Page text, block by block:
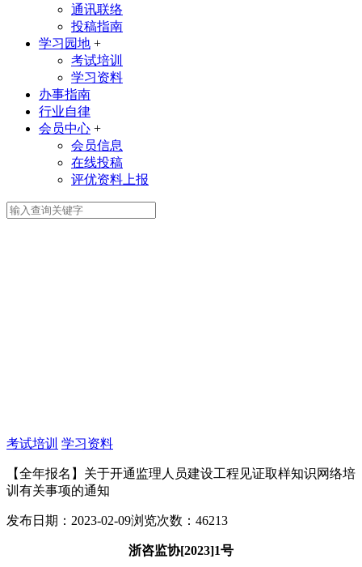
通讯联络
投稿指南
学习园地 +
考试培训
学习资料
办事指南
行业自律
会员中心 +
会员信息
在线投稿
评优资料上报
考试培训 学习资料
【全年报名】关于开通监理人员建设工程见证取样知识网络培
训有关事项的通知
发布日期：2023-02-09浏览次数：46213
浙咨监协[2023]1号